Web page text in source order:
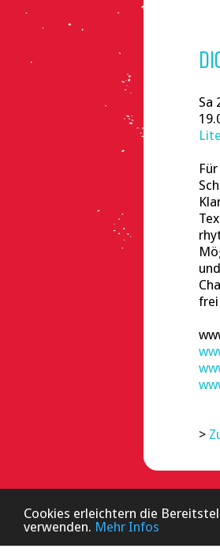
Cookies erleichtern die
verwenden. Mehr Infos
Sa
frei
>